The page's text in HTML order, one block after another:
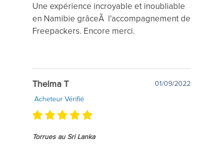
Une expérience incroyable et inoubliable
en Namibie grâceÃ l'accompagnement de
Freepackers. Encore merci.
Thelma T
01/09/2022
Acheteur Vérifié
Torrues au Sri Lanka